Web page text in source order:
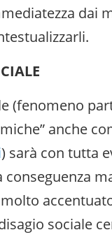
dai
(fenomeno
anche
) sarà con tutta
conseguenza
sociale